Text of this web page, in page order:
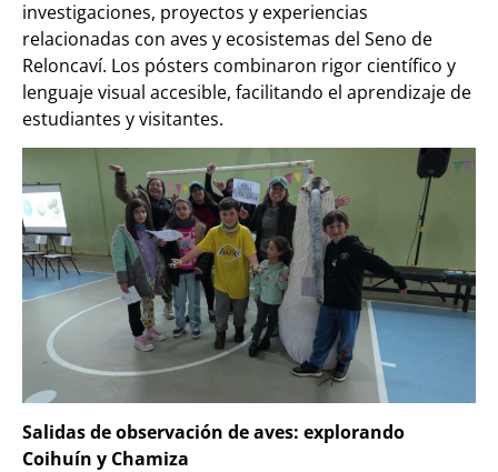
investigaciones, proyectos y experiencias
relacionadas con aves y ecosistemas del Seno de
Reloncaví. Los pósters combinaron rigor científico y
lenguaje visual accesible, facilitando el aprendizaje de
estudiantes y visitantes.
Salidas de observación de aves: explorando
Coihuín y Chamiza